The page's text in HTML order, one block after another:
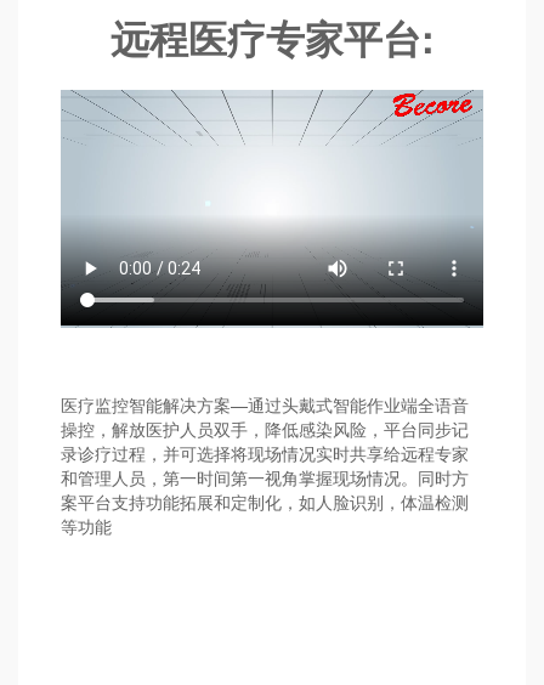
远程医疗专家平台:
医疗监控智能解决方案—通过头戴式智能作业端全语音
操控，解放医护人员双手，降低感染风险，平台同步记
录诊疗过程，并可选择将现场情况实时共享给远程专家
和管理人员，第一时间第一视角掌握现场情况。同时方
案平台支持功能拓展和定制化，如人脸识别，体温检测
等功能